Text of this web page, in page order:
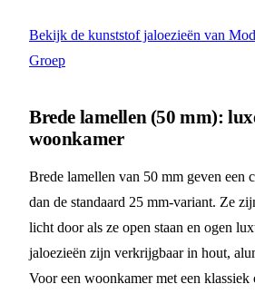
Bekijk de kunststof jaloezieën van
Groep
Brede lamellen (50 mm):
woonkamer
Brede lamellen van 50 mm geven een
dan de standaard 25 mm-variant. Ze
licht door als ze open staan en ogen
jaloezieën zijn verkrijgbaar in hout,
Voor een woonkamer met een